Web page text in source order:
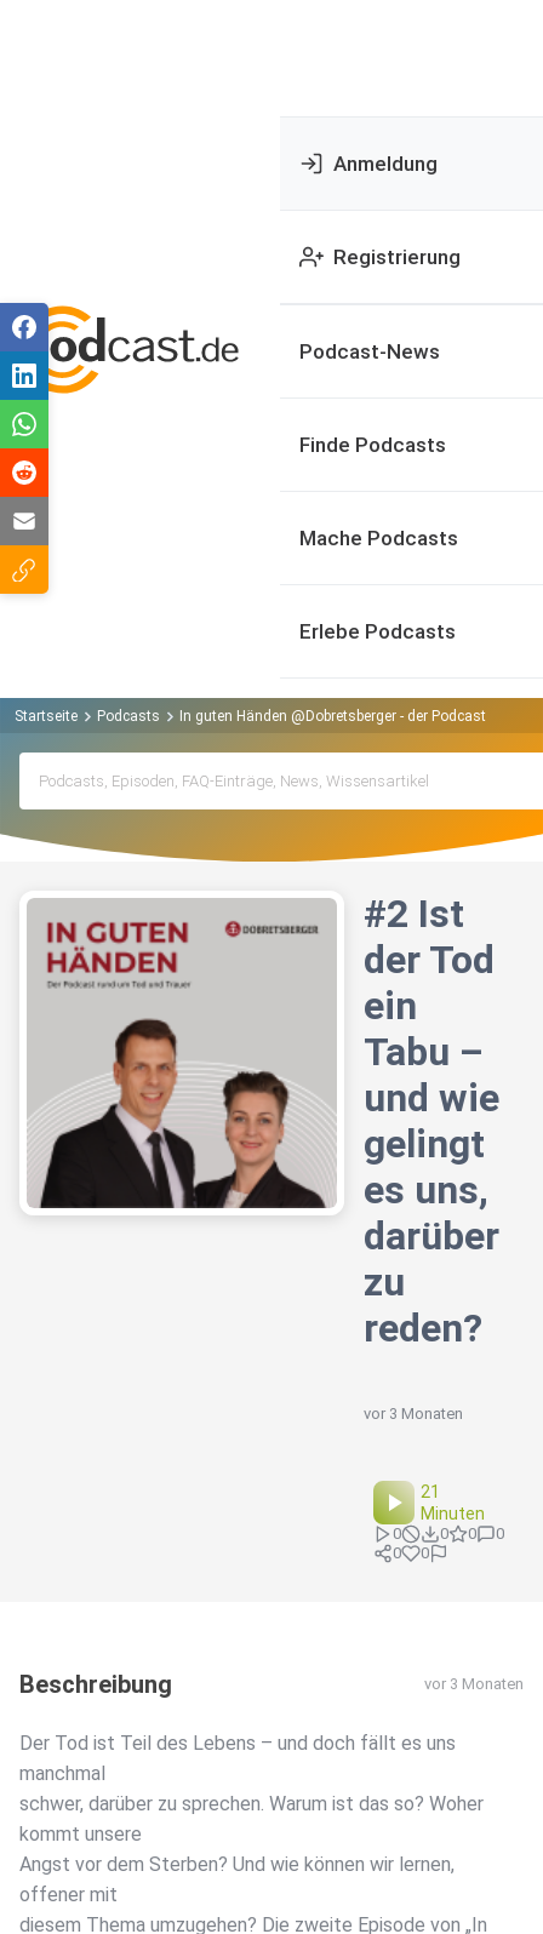
Anmeldung
Registrierung
Podcast-News
Finde Podcasts
Mache Podcasts
Erlebe Podcasts
Startseite Podcasts In guten Händen @Dobretsberger - der Podcast rund
#2 Ist
der Tod
ein
Tabu –
und wie
gelingt
es uns,
darüber
zu
reden?
vor 3 Monaten
21
Minuten
0 0 0
0
0
0
Beschreibung vor 3 Monaten
Der Tod ist Teil des Lebens – und doch fällt es uns
manchmal
schwer, darüber zu sprechen. Warum ist das so? Woher
kommt unsere
Angst vor dem Sterben? Und wie können wir lernen,
offener mit
diesem Thema umzugehen? Die zweite Episode von „In